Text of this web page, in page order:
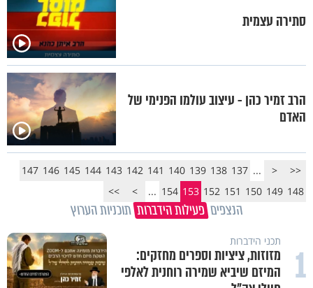
סתירה עצמית
הרב זמיר כהן - עיצוב עולמו הפנימי של
האדם
<<
<
...
137
138
139
140
141
142
143
144
145
146
147
148
149
150
151
152
153
154
...
>
>>
הנצפים פעילות הידברות תוכניות הערוץ
1 תכני הידברות
מזוזות, ציציות וספרים מחזקים:
המיזם שיביא שמירה רוחנית לאלפי